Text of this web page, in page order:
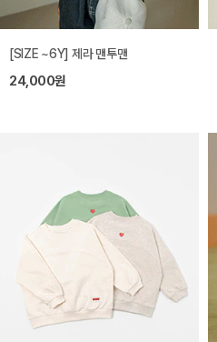
[SIZE ~6Y] 제라 맨투맨
24,000원